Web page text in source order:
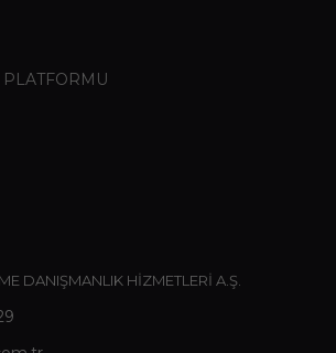
PLATFORMU
DANIŞMANLIK HİZMETLERİ A.Ş.